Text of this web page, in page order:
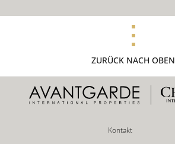
ZURÜCK NACH OBEN
Kontakt